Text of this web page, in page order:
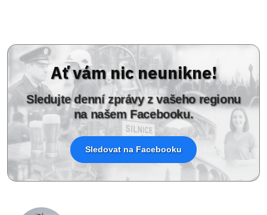
Ať vám nic neunikne!
Sledujte denní zprávy z vašeho regionu
na našem Facebooku.
Sledovat na Facebooku